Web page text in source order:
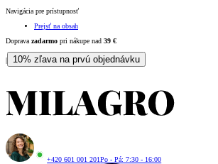
Navigácia pre prístupnosť
Prejsť na obsah
Doprava zadarmo pri nákupe nad 39 €
| 10% zľava na prvú objednávku
+420 601 001 201Po - Pá: 7:30 - 16:00